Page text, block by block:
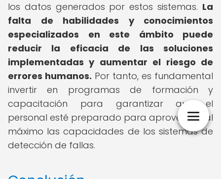
los datos generados por estos sistemas. La
falta de habilidades y conocimientos
especializados en este ámbito puede
reducir la eficacia de las soluciones
implementadas y aumentar el riesgo de
errores humanos. Por tanto, es fundamental
invertir en programas de formación y
capacitación para garantizar que el
personal esté preparado para aprovechar al
máximo las capacidades de los sistemas de
detección de fallas.